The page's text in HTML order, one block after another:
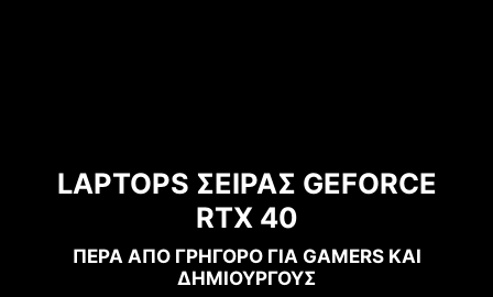
LAPTOPS ΣΕΙΡΑΣ GEFORCE
RTX 40
ΠΕΡΑ ΑΠΟ ΓΡΗΓΟΡΟ ΓΙΑ GAMERS ΚΑΙ
ΔΗΜΙΟΥΡΓΟΥΣ